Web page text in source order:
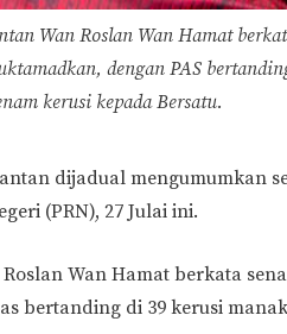
Wan Roslan Wan Hamat
dengan PAS
kerusi kepada Bersatu.
dijadual mengumumkan
(PRN), 27 Julai ini.
Wan Hamat berkata
bertanding di 39 kerusi